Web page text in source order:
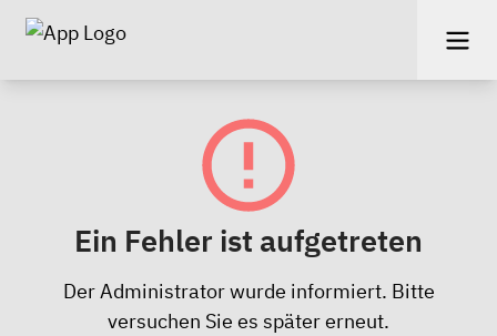
Ein Fehler ist aufgetreten
Der Administrator wurde informiert. Bitte
versuchen Sie es später erneut.